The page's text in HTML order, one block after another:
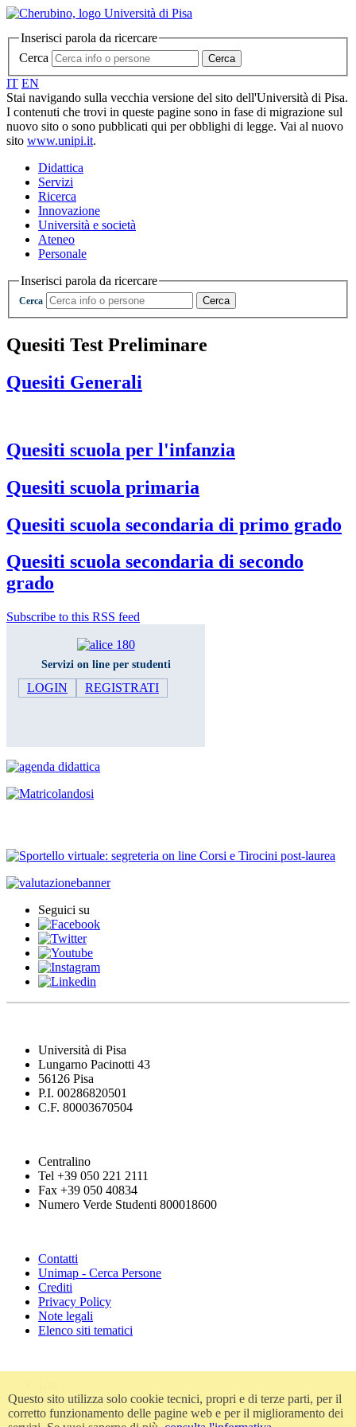
Inserisci parola da ricercare
Cerca
Cerca
IT EN
Stai navigando sulla vecchia versione del sito dell'Università di Pisa.
I contenuti che trovi in queste pagine sono in fase di migrazione sul
nuovo sito o sono pubblicati qui per obblighi di legge. Vai al nuovo
sito www.unipi.it.
Didattica
Servizi
Ricerca
Innovazione
Università e società
Ateneo
Personale
Inserisci parola da ricercare
Cerca Cerca
Quesiti Test Preliminare
Quesiti Generali
Quesiti scuola per l'infanzia
Quesiti scuola primaria
Quesiti scuola secondaria di primo grado
Quesiti scuola secondaria di secondo
grado
Subscribe to this RSS feed
Servizi on line per studenti
LOGIN REGISTRATI
Seguici su
Università di Pisa
Lungarno Pacinotti 43
56126 Pisa
P.I. 00286820501
C.F. 80003670504
Centralino
Tel +39 050 221 2111
Fax +39 050 40834
Numero Verde Studenti 800018600
Contatti
Unimap - Cerca Persone
Crediti
Privacy Policy
Note legali
Elenco siti tematici
Accessibilità
Amministrazione trasparente
Questo sito utilizza solo cookie tecnici, propri e di terze parti, per il
corretto funzionamento delle pagine web e per il miglioramento dei